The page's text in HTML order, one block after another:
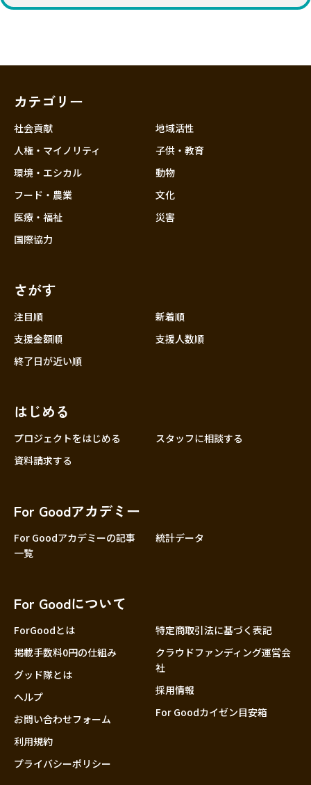
石川
近畿
中国
大分
カテゴリー
社会貢献
人権・マイノリティ
環境・エシカル
フード・農業
医療・福祉
国際協力
地域活性
子供・教育
動物
文化
災害
さがす
注目順
新着順
支援金額順
支援人数順
終了日が近い順
はじめる
プロジェクトをはじめる
スタッフに相談する
資料請求する
For Goodアカデミー
For Goodアカデミーの記事
一覧
統計データ
For Goodについて
ForGoodとは
掲載手数料0円の仕組み
グッド隊とは
ヘルプ
お問い合わせフォーム
利用規約
プライバシーポリシー
特定商取引法に基づく表記
クラウドファンディング運営会
社
採用情報
For Goodカイゼン目安箱